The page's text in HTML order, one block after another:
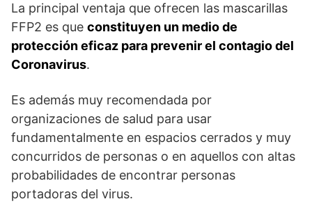
La principal ventaja que ofrecen las mascarillas
FFP2 es que constituyen un medio de
protección eficaz para prevenir el contagio del
Coronavirus.
Es además muy recomendada por
organizaciones de salud para usar
fundamentalmente en espacios cerrados y muy
concurridos de personas o en aquellos con altas
probabilidades de encontrar personas
portadoras del virus.